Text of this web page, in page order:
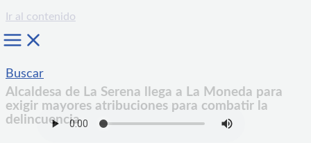
Ir al contenido
Buscar
Alcaldesa de La Serena llega a La Moneda para
exigir mayores atribuciones para combatir la
delincuencia